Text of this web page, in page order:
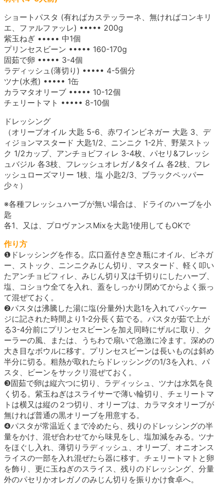
ショートパスタ (有ればカステッラーネ、無ければコンキリ
エ、ファルファッレ) ••••• 200g
紫玉ねぎ ••••• 中1個
プリンセスビーン ••••• 160-170g
固茹で卵 ••••• 3-4個
ラディッシュ(薄切り) ••••• 4-5個分
ツナ(水煮) ••••• 1缶
カラマタオリーブ ••••• 10-12個
チェリートマト ••••• 8-10個
ドレッシング
（オリーブオイル 大匙 5-6、赤ワインビネガー 大匙 3、デ
ィジョンマスタード 大匙1/2、ニンニク 1-2片、野菜ストッ
ク 1/2カップ、アンチョビフィレ 3-4枚、パセリ&フレッシ
ュバジル 各3枝、フレッシュオレガノ&タイム 各2枝、フレ
ッシュローズマリー 1枝、塩 小匙2/3、ブラックペッパー
少々）
※各種フレッシュハーブが無い場合は、ドライのハーブを小
匙
各1、又は、プロヴァンスMixを大匙1使用してもOKで
作り方
❶ドレッシングを作る。広口蓋付き空き瓶にオイル、ビネガ
ー、ストック、ニンニクみじん切り、マスタード、軽く叩い
たアンチョビフィレ、みじん切り又は千切りにしたハーブ、
塩、コショウ全てを入れ、蓋をしっかり閉めてからよく振っ
て混ぜておく。
❷パスタは沸騰した湯に塩(分量外)大匙1を入れてパッケー
ジに記された時間より1-2分長く茹でる。パスタが茹で上が
る3-4分前にプリンセスビーンを加え同時にザルに取り、ク
ーラーの風、または、うちわで扇いで急激に冷ます。深めの
大き目なボウルに移す。プリンセスビーンは長いものは斜め
半分に切る。粗熱が取れたらドレッシングの1/3を入れ、パ
スタ、ビーンをサックリ混ぜておく。
❸固茹で卵は縦六つに切り、ラディッシュ、ツナは水気を良
く切る。紫玉ねぎはスライサーで薄い輪切り、チェリートマ
トは横又は縦の２つ切り、オリーブは、カラマタオリーブが
無ければ普通の黒オリーブを用意する。
❹パスタが常温近くまで冷めたら、残りのドレッシングの半
量をかけ、混ぜ合わせてから味見をし、塩加減をみる。ツナ
をほぐし入れ、薄切りラディッシュ、オリーブ、オニオンス
ライスの一部を入れ混ぜたら器に移す。チェリートマトと卵
を飾り、更に玉ねぎのスライス、残りのドレッシング、分量
外のパセリかオレガノのみじん切りを振りかけ食卓へ。